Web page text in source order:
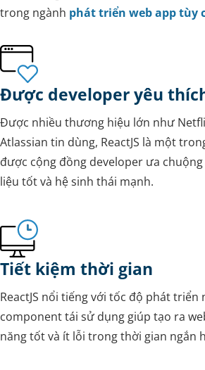
trong ngành phát triển web app tùy
Được developer yêu
Được nhiều thương hiệu lớn như
Atlassian tin dùng, ReactJS là một
được cộng đồng developer ưa
liệu tốt và hệ sinh thái mạnh.
Tiết kiệm thời gian
ReactJS nổi tiếng với tốc độ phát triển
component tái sử dụng giúp tạo ra
năng tốt và ít lỗi trong thời gian ngắn